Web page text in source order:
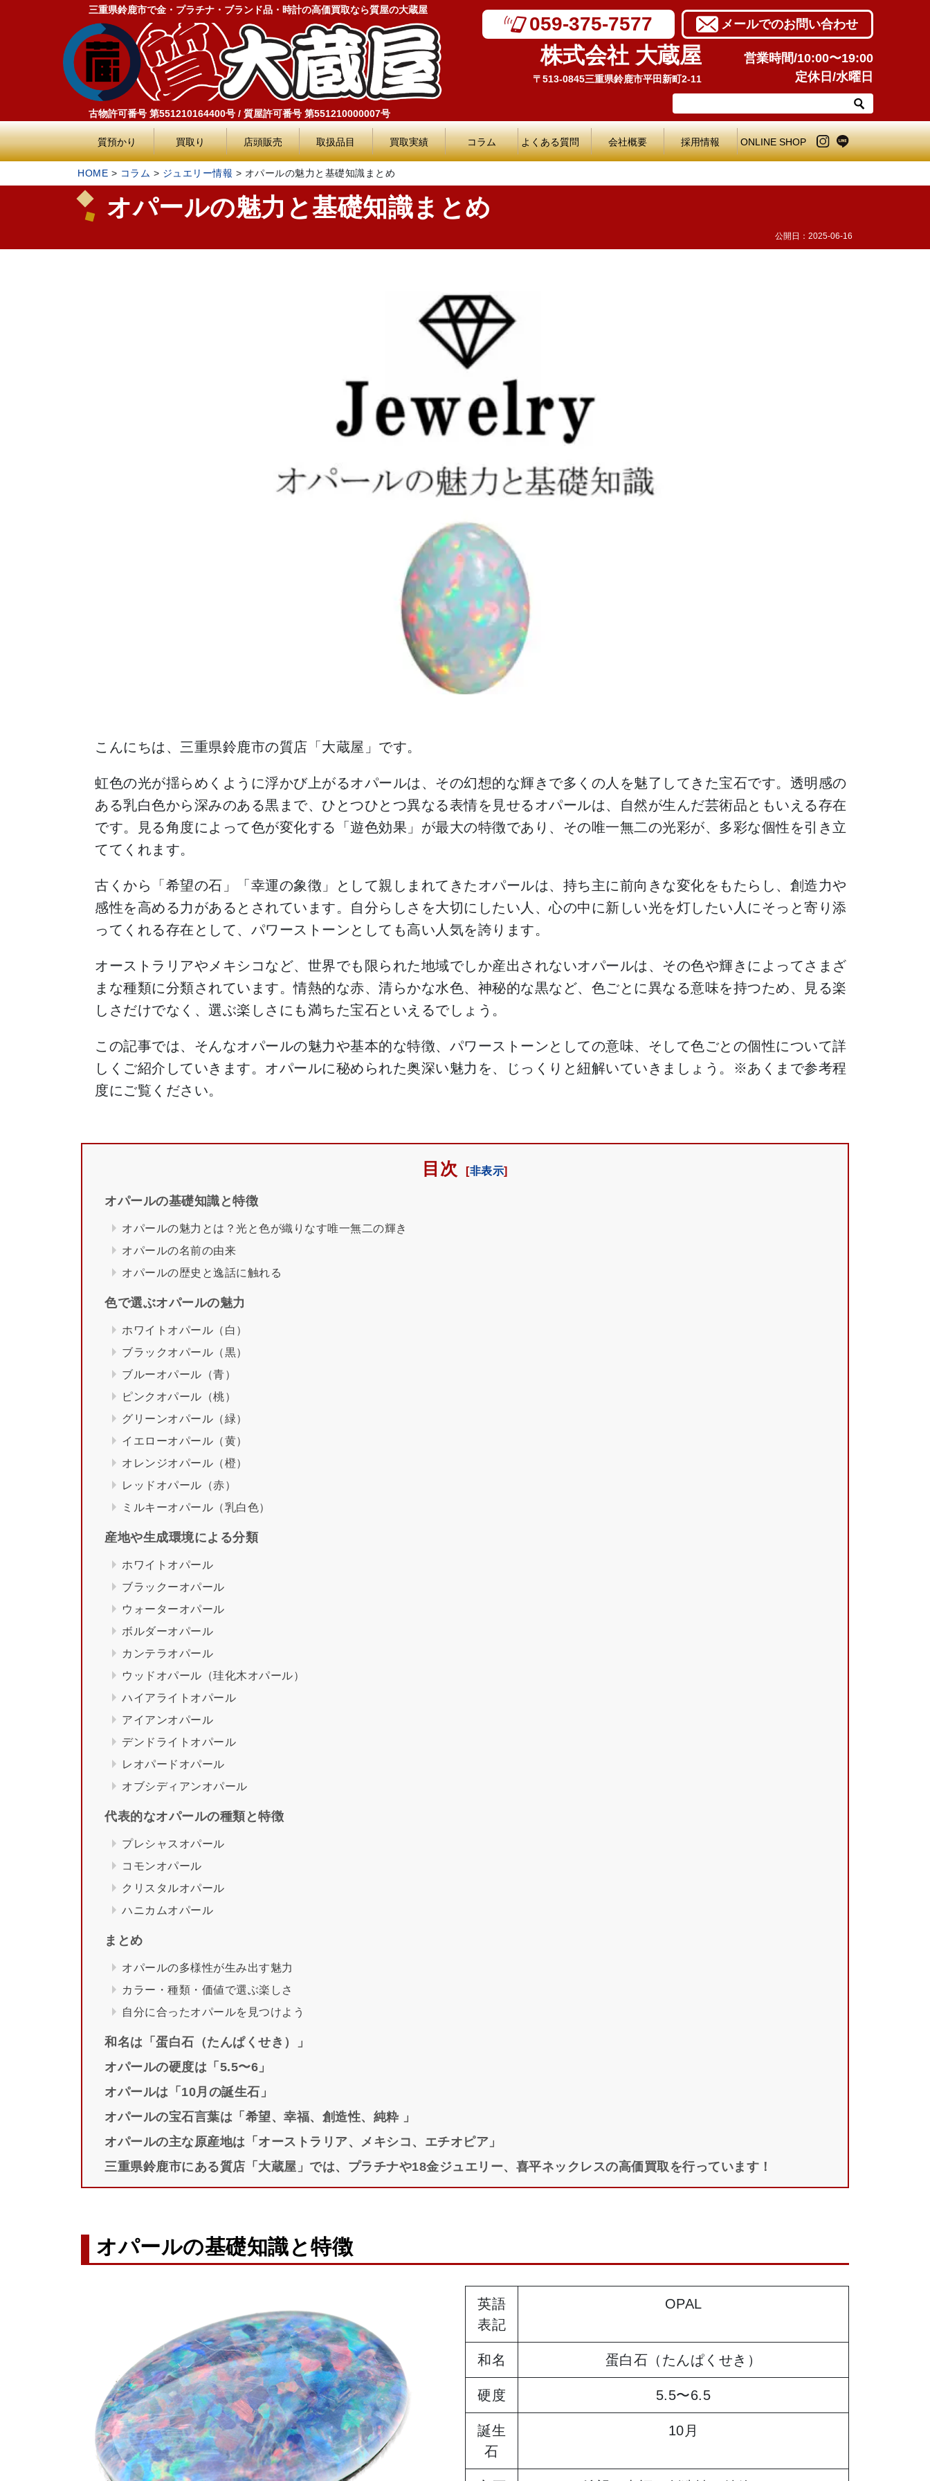
三重県鈴鹿市で金・プラチナ・ブランド品・時計の高価買取なら質屋の大蔵屋
古物許可番号 第551210164400号 / 質屋許可番号 第551210000007号
059-375-7577 メールでのお問い合わせ
株式会社 大蔵屋
〒513-0845三重県鈴鹿市平田新町2-11
営業時間/10:00〜19:00
定休日/水曜日
質預かり 買取り 店頭販売 取扱品目 買取実績 コラム よくある質問 会社概要 採用情報 ONLINE SHOP
HOME > コラム > ジュエリー情報 > オパールの魅力と基礎知識まとめ
オパールの魅力と基礎知識まとめ
公開日： 2025-06-16
こんにちは、三重県鈴鹿市の質店「大蔵屋」です。
虹色の光が揺らめくように浮かび上がるオパールは、その幻想的な輝きで多くの人を魅了してきた宝石です。透明感の
ある乳白色から深みのある黒まで、ひとつひとつ異なる表情を見せるオパールは、自然が生んだ芸術品ともいえる存在
です。見る角度によって色が変化する「遊色効果」が最大の特徴であり、その唯一無二の光彩が、多彩な個性を引き立
ててくれます。
古くから「希望の石」「幸運の象徴」として親しまれてきたオパールは、持ち主に前向きな変化をもたらし、創造力や
感性を高める力があるとされています。自分らしさを大切にしたい人、心の中に新しい光を灯したい人にそっと寄り添
ってくれる存在として、パワーストーンとしても高い人気を誇ります。
オーストラリアやメキシコなど、世界でも限られた地域でしか産出されないオパールは、その色や輝きによってさまざ
まな種類に分類されています。情熱的な赤、清らかな水色、神秘的な黒など、色ごとに異なる意味を持つため、見る楽
しさだけでなく、選ぶ楽しさにも満ちた宝石といえるでしょう。
この記事では、そんなオパールの魅力や基本的な特徴、パワーストーンとしての意味、そして色ごとの個性について詳
しくご紹介していきます。オパールに秘められた奥深い魅力を、じっくりと紐解いていきましょう。※あくまで参考程
度にご覧ください。
目次
オパールの基礎知識と特徴
オパールの魅力とは？光と色が織りなす唯一無二の輝き
オパールの名前の由来
オパールの歴史と逸話に触れる
色で選ぶオパールの魅力
ホワイトオパール（白）
ブラックオパール（黒）
ブルーオパール（青）
ピンクオパール（桃）
グリーンオパール（緑）
イエローオパール（黄）
オレンジオパール（橙）
レッドオパール（赤）
ミルキーオパール（乳白色）
産地や生成環境による分類
ホワイトオパール
ブラックーオパール
ウォーターオパール
ボルダーオパール
カンテラオパール
ウッドオパール（珪化木オパール）
ハイアライトオパール
アイアンオパール
デンドライトオパール
レオパードオパール
オブシディアンオパール
代表的なオパールの種類と特徴
プレシャスオパール
コモンオパール
クリスタルオパール
ハニカムオパール
まとめ
オパールの多様性が生み出す魅力
カラー・種類・価値で選ぶ楽しさ
自分に合ったオパールを見つけよう
和名は「蛋白石（たんぱくせき）」
オパールの硬度は「5.5〜6」
オパールは「10月の誕生石」
オパールの宝石言葉は「希望、幸福、創造性、純粋 」
オパールの主な原産地は「オーストラリア、メキシコ、エチオピア」
三重県鈴鹿市にある質店「大蔵屋」では、プラチナや18金ジュエリー、喜平ネックレスの高価買取を行っています！
オパールの基礎知識と特徴
英語
表記
OPAL
和名 蛋白石（たんぱくせき）
硬度 5.5〜6.5
誕生
石
10月